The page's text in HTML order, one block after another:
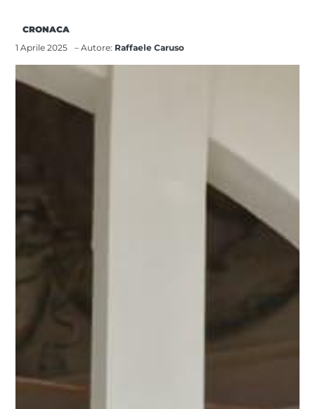
CRONACA
1 Aprile 2025
– Autore: Raffaele Caruso